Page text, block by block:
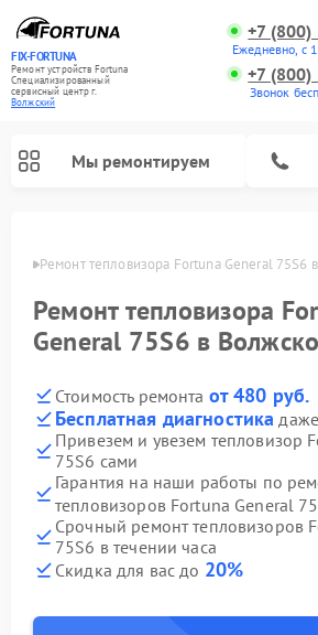
FIX-FORTUNA
Ремонт устройств Fortuna
Специализированный
cервисный центр г.
Волжский
+7
Ежедневно, с
+7
Звонок
Мы ремонтируем
Ремонт тепловизора Fortuna General 75S6
Ремонт тепловизора
General 75S6 в
Стоимость ремонта от 480 руб.
Бесплатная диагностика
Привезем и увезем тепловизор
75S6 сами
Гарантия на наши работы по
тепловизоров Fortuna General
Срочный ремонт тепловизоров
75S6 в течении часа
Скидка для вас до 20%